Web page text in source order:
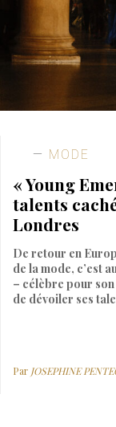
MODE
« Young
talents
Londres
De retour en
de la mode, c’est
– célèbre pour
de dévoiler ses
Par JOSEPHINE